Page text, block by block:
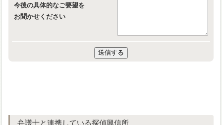
今後の具体的なご要望を
お聞かせください
弁護士と連携している探偵興信所